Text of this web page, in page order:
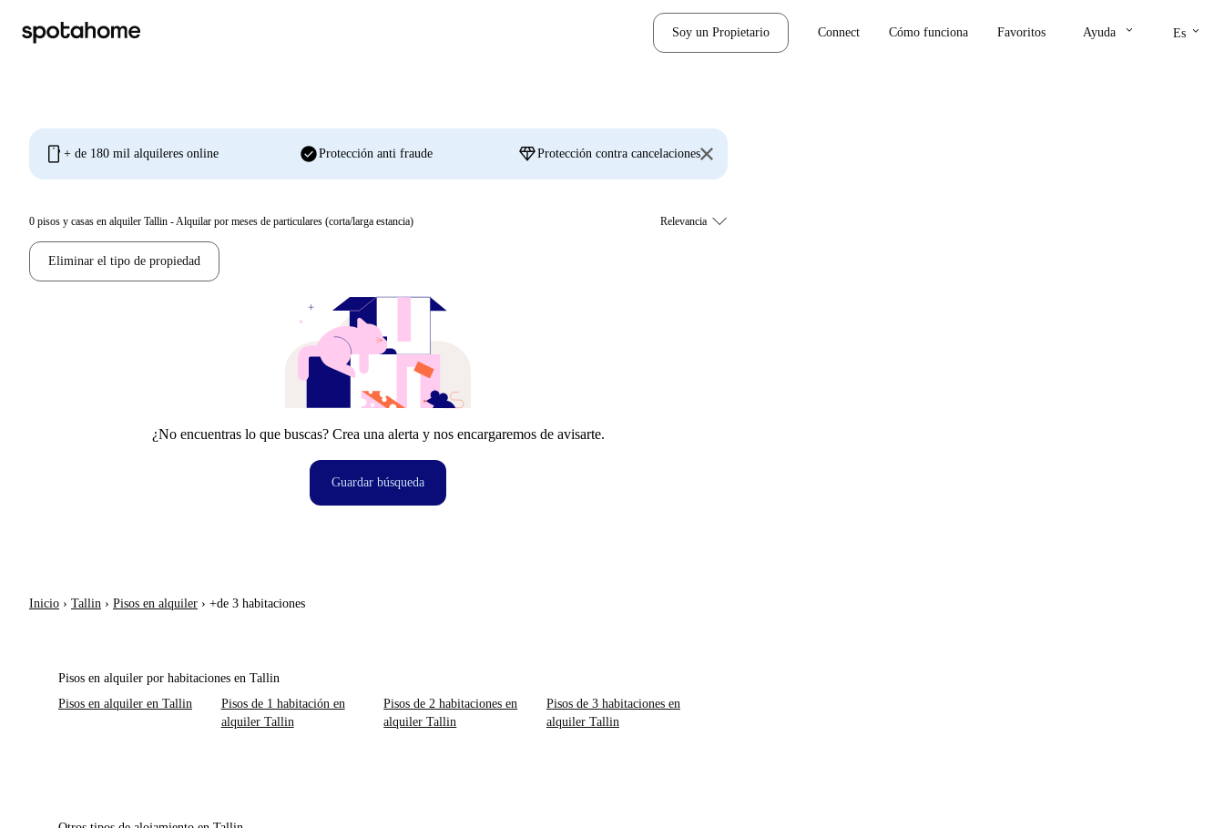
Soy un Propietario Connect Cómo funciona Favoritos Ayuda keyboard_arrow_down Es keyboard_arrow_down
mobile + de 180 mil alquileres online check_circleProtección anti fraude diamondProtección contra cancelaciones
0 pisos y casas en alquiler Tallin - Alquilar por meses de particulares (corta/larga estancia)
Eliminar el tipo de propiedad
¿No encuentras lo que buscas? Crea una alerta y nos encargaremos de avisarte.
Guardar búsqueda
Inicio › Tallin › Pisos en alquiler › +de 3 habitaciones
Pisos en alquiler por habitaciones en Tallin
Pisos en alquiler en Tallin
Pisos de 1 habitación en
alquiler Tallin
Pisos de 2 habitaciones en
alquiler Tallin
Pisos de 3 habitaciones en
alquiler Tallin